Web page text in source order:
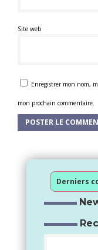
Site web
Enregistrer mon nom,
mon prochain commentaire.
Derniers